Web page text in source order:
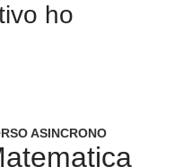
ho
ASINCRONO